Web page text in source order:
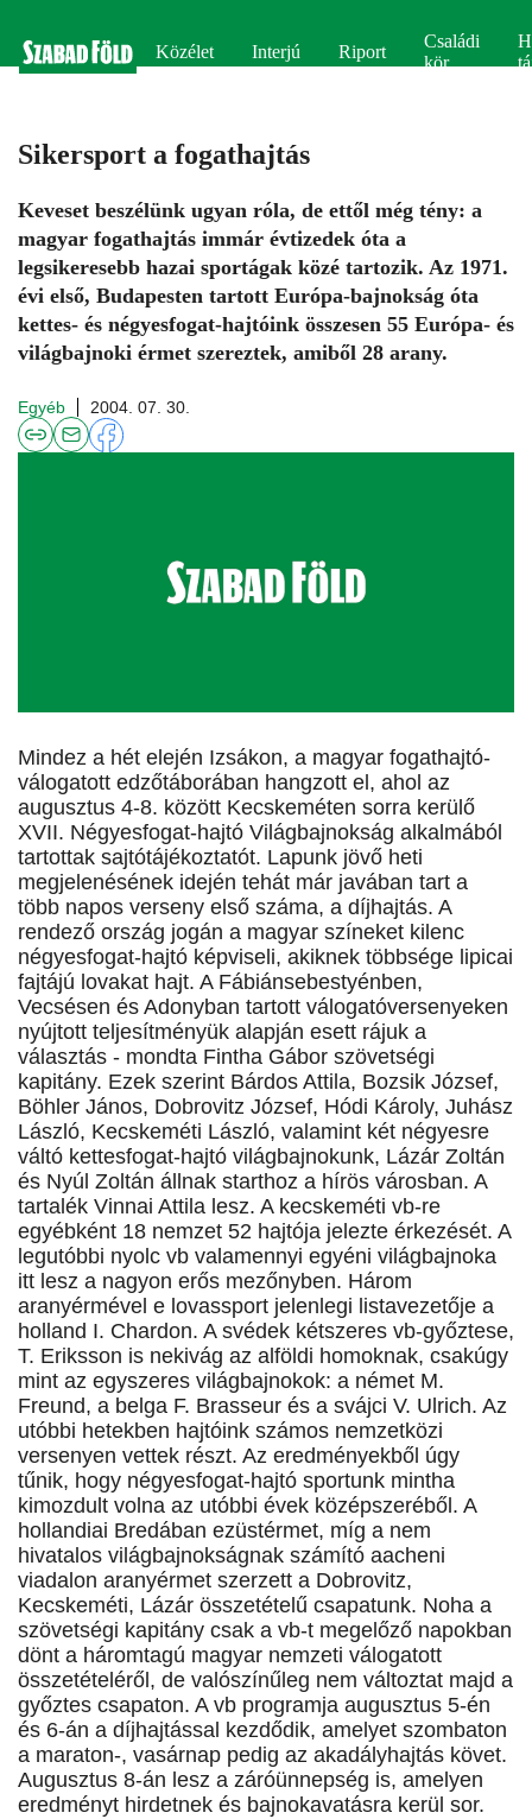
Közélet Interjú Riport
Családi
kör
Sikersport a fogathajtás
Keveset beszélünk ugyan róla, de ettől még tény: a
magyar fogathajtás immár évtizedek óta a
legsikeresebb hazai sportágak közé tartozik. Az 1971.
évi első, Budapesten tartott Európa-bajnokság óta
kettes- és négyesfogat-hajtóink összesen 55 Európa- és
világbajnoki érmet szereztek, amiből 28 arany.
Egyéb 2004. 07. 30.
Mindez a hét elején Izsákon, a magyar fogathajtó-
válogatott edzőtáborában hangzott el, ahol az
augusztus 4-8. között Kecskeméten sorra kerülő
XVII. Négyesfogat-hajtó Világbajnokság alkalmából
tartottak sajtótájékoztatót. Lapunk jövő heti
megjelenésének idején tehát már javában tart a
több napos verseny első száma, a díjhajtás. A
rendező ország jogán a magyar színeket kilenc
négyesfogat-hajtó képviseli, akiknek többsége lipicai
fajtájú lovakat hajt. A Fábiánsebestyénben,
Vecsésen és Adonyban tartott válogatóversenyeken
nyújtott teljesítményük alapján esett rájuk a
választás - mondta Fintha Gábor szövetségi
kapitány. Ezek szerint Bárdos Attila, Bozsik József,
Böhler János, Dobrovitz József, Hódi Károly, Juhász
László, Kecskeméti László, valamint két négyesre
váltó kettesfogat-hajtó világbajnokunk, Lázár Zoltán
és Nyúl Zoltán állnak starthoz a hírös városban. A
tartalék Vinnai Attila lesz. A kecskeméti vb-re
egyébként 18 nemzet 52 hajtója jelezte érkezését. A
legutóbbi nyolc vb valamennyi egyéni világbajnoka
itt lesz a nagyon erős mezőnyben. Három
aranyérmével e lovassport jelenlegi listavezetője a
holland I. Chardon. A svédek kétszeres vb-győztese,
T. Eriksson is nekivág az alföldi homoknak, csakúgy
mint az egyszeres világbajnokok: a német M.
Freund, a belga F. Brasseur és a svájci V. Ulrich. Az
utóbbi hetekben hajtóink számos nemzetközi
versenyen vettek részt. Az eredményekből úgy
tűnik, hogy négyesfogat-hajtó sportunk mintha
kimozdult volna az utóbbi évek középszeréből. A
hollandiai Bredában ezüstérmet, míg a nem
hivatalos világbajnokságnak számító aacheni
viadalon aranyérmet szerzett a Dobrovitz,
Kecskeméti, Lázár összetételű csapatunk. Noha a
szövetségi kapitány csak a vb-t megelőző napokban
dönt a háromtagú magyar nemzeti válogatott
összetételéről, de valószínűleg nem változtat majd a
győztes csapaton. A vb programja augusztus 5-én
és 6-án a díjhajtással kezdődik, amelyet szombaton
a maraton-, vasárnap pedig az akadályhajtás követ.
Augusztus 8-án lesz a záróünnepség is, amelyen
eredményt hirdetnek és bajnokavatásra kerül sor.